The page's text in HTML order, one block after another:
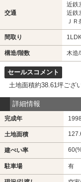
交通
近鉄
近鉄
Ｊ
間取り
構造/階数 木造
セールスコメント
土地面積約38.61坪ござ
詳細情報
完成年
土地面積
建ぺい率
駐車場 有